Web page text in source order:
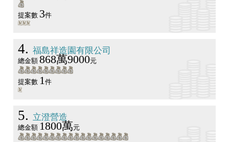
提案數 3件
4 福島祥造園有限公司
總金額 868萬9000元
提案數 1 件
5 立澄營造
總金額 1800萬元